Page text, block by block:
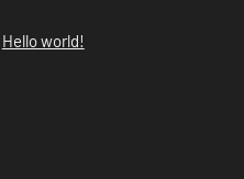
Hello world!